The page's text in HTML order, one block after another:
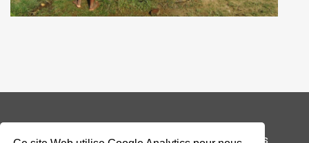
© 2026 Addax & Oryx Foundation —Mentions légales